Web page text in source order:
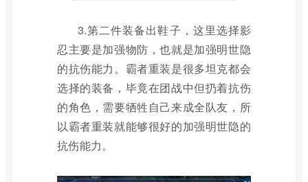
3.第二件装备出鞋子，这里选择影
忍主要是加强物防，也就是加强明世隐
的抗伤能力。霸者重装是很多坦克都会
选择的装备，毕竟在团战中但扔着抗伤
的角色，需要牺牲自己来成全队友，所
以霸者重装就能够很好的加强明世隐的
抗伤能力。